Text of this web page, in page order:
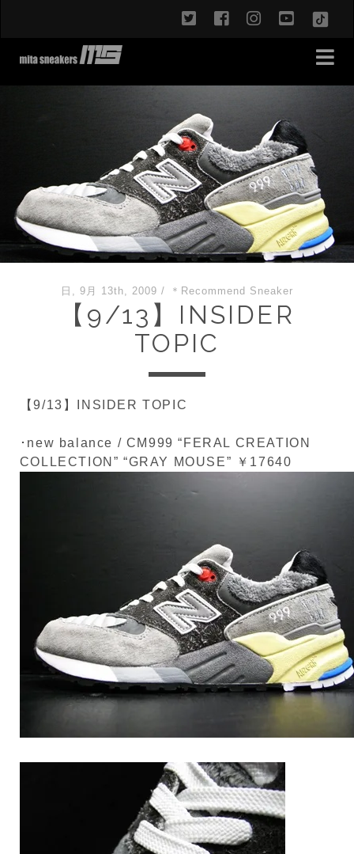
twitterfacebookinstagram
日, 9月 13th, 2009 / ＊Recommend Sneaker
【9/13】INSIDER
TOPIC
【9/13】INSIDER TOPIC
･new balance / CM999 “FERAL CREATION
COLLECTION” “GRAY MOUSE”
￥17640